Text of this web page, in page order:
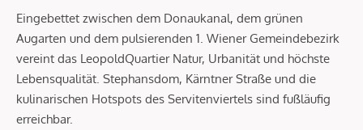
Eingebettet zwischen dem Donaukanal, dem grünen
Augarten und dem pulsierenden 1. Wiener Gemeindebezirk
vereint das LeopoldQuartier Natur, Urbanität und höchste
Lebensqualität. Stephansdom, Kärntner Straße und die
kulinarischen Hotspots des Servitenviertels sind fußläufig
erreichbar.